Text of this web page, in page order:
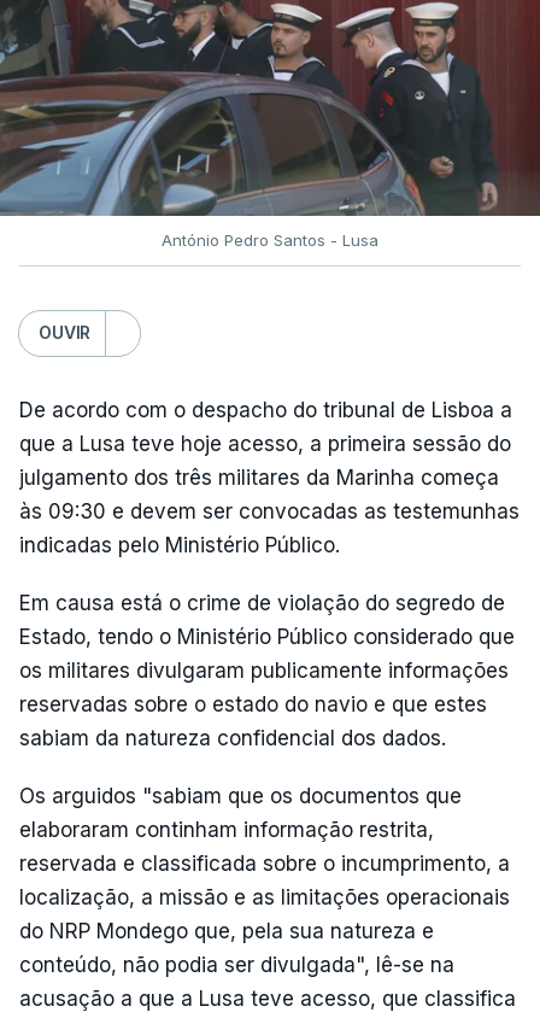
António Pedro Santos - Lusa
OUVIR
De acordo com o despacho do tribunal de Lisboa a
que a Lusa teve hoje acesso, a primeira sessão do
julgamento dos três militares da Marinha começa
às 09:30 e devem ser convocadas as testemunhas
indicadas pelo Ministério Público.
Em causa está o crime de violação do segredo de
Estado, tendo o Ministério Público considerado que
os militares divulgaram publicamente informações
reservadas sobre o estado do navio e que estes
sabiam da natureza confidencial dos dados.
Os arguidos "sabiam que os documentos que
elaboraram continham informação restrita,
reservada e classificada sobre o incumprimento, a
localização, a missão e as limitações operacionais
do NRP Mondego que, pela sua natureza e
conteúdo, não podia ser divulgada", lê-se na
acusação a que a Lusa teve acesso, que classifica